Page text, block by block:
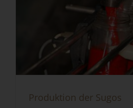
Produktion der Sugos